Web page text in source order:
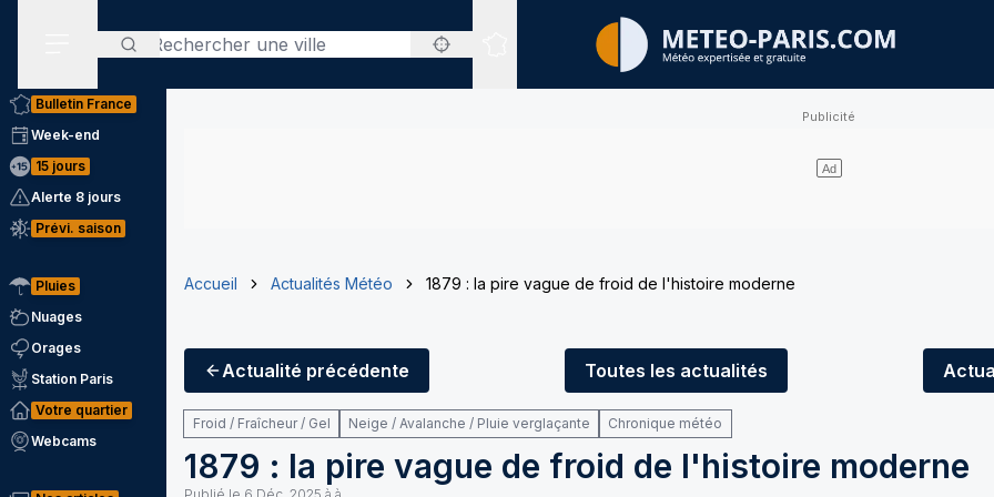
Rechercher
Sites expertisés
Bulletin France
Week-end
15 jours
Alerte 8 jours
Prévi. saison
Pluies
Nuages
Orages
Station Paris
Votre quartier
Webcams
Accueil Actualités Météo 1879 : la pire vague de froid de l'histoire moderne
Actualité précédente Toutes les actualités
Froid / Fraîcheur / Gel Neige / Avalanche / Pluie verglaçante Chronique météo
1879 : la pire vague de froid de l'histoire moderne